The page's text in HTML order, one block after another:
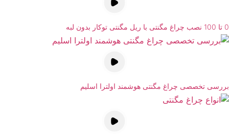
0 تا 100 نصب چراغ مگنتی با ریل مگنتی توکار بدون لبه
بررسی تخصصی چراغ مگنتی هوشمند اولترا اسلیم